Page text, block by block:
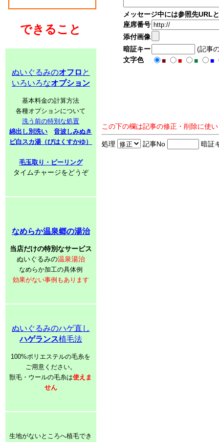
できること
ぬいぐるみのオフロ と
いろいろなオプション
基本料金の計算方法
各種オプションについて
洗う前の特別な処置
綿出し別洗い
音波しみぬき
ビ白スカ湯（びはくすかゆ）
毛玉取り・ピーリング
タイムチャージをどうぞ
なめらか温泉郷の湯治
当店だけの特別なサービス
ぬいぐるみの温泉湯治
なめらか加工の具体例
効果がない事例もあります
ぬいぐるみのハゲ直し
ハゲランス植毛法
100%ポリエステルの毛糸を
ご用意ください。
獣毛・ウールの毛糸は使えま
せん
生地がないところへ植毛でき
メッセージ中には参照先URL
座席番号
添付画像
暗証キー
(記事
文字色
■ ■ ■ ■
この下の欄は記事の修正・削除に使
処理 記事No 暗証